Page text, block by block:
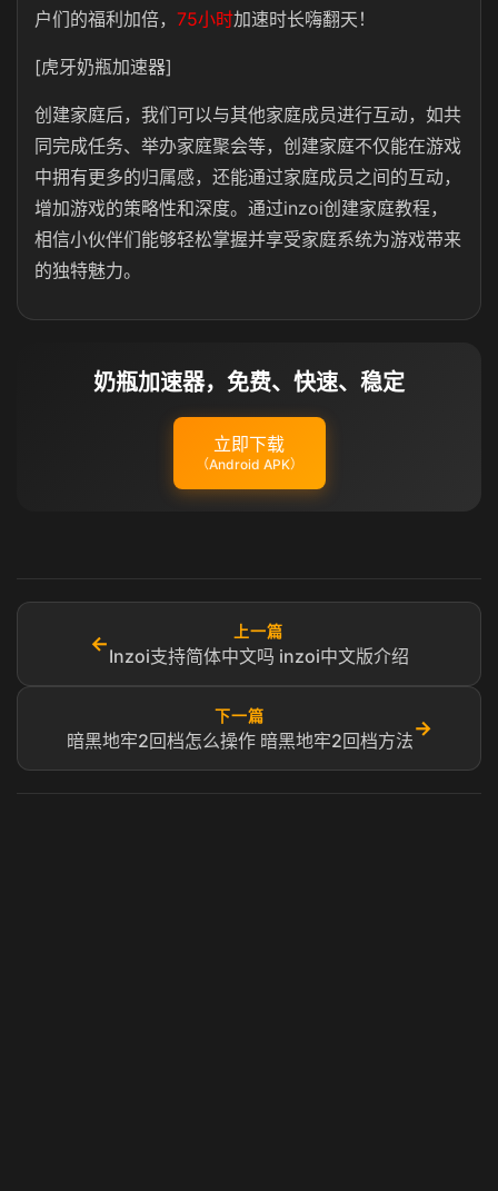
户们的福利加倍， 75小时加速时长嗨翻天！
[虎牙奶瓶加速器]
创建家庭后，我们可以与其他家庭成员进行互动，如共
同完成任务、举办家庭聚会等，创建家庭不仅能在游戏
中拥有更多的归属感，还能通过家庭成员之间的互动，
增加游戏的策略性和深度。通过inzoi创建家庭教程，
相信小伙伴们能够轻松掌握并享受家庭系统为游戏带来
的独特魅力。
奶瓶加速器，免费、快速、稳定
立即下载
（Android APK）
←
上一篇
Inzoi支持简体中文吗 inzoi中文版介绍
下一篇
暗黑地牢2回档怎么操作 暗黑地牢2回档方法
→